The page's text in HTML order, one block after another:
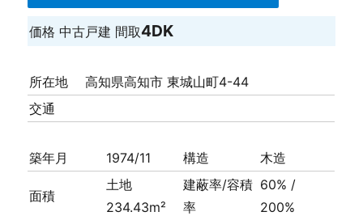
価格 中古戸建 間取4DK
所在地
高知県高知市 東城山町4-44
交通
築年月 1974/11 構造 木造
面積
土地
234.43m²
建蔽率/容積
率
60% /
200%